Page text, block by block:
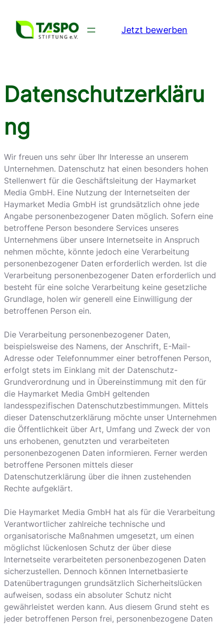
Inhalt
springen
Jetzt bewerben
Datenschutzerkläru
ng
Wir freuen uns sehr über Ihr Interesse an unserem
Unternehmen. Datenschutz hat einen besonders hohen
Stellenwert für die Geschäftsleitung der Haymarket
Media GmbH. Eine Nutzung der Internetseiten der
Haymarket Media GmbH ist grundsätzlich ohne jede
Angabe personenbezogener Daten möglich. Sofern eine
betroffene Person besondere Services unseres
Unternehmens über unsere Internetseite in Anspruch
nehmen möchte, könnte jedoch eine Verarbeitung
personenbezogener Daten erforderlich werden. Ist die
Verarbeitung personenbezogener Daten erforderlich und
besteht für eine solche Verarbeitung keine gesetzliche
Grundlage, holen wir generell eine Einwilligung der
betroffenen Person ein.
Die Verarbeitung personenbezogener Daten,
beispielsweise des Namens, der Anschrift, E-Mail-
Adresse oder Telefonnummer einer betroffenen Person,
erfolgt stets im Einklang mit der Datenschutz-
Grundverordnung und in Übereinstimmung mit den für
die Haymarket Media GmbH geltenden
landesspezifischen Datenschutzbestimmungen. Mittels
dieser Datenschutzerklärung möchte unser Unternehmen
die Öffentlichkeit über Art, Umfang und Zweck der von
uns erhobenen, genutzten und verarbeiteten
personenbezogenen Daten informieren. Ferner werden
betroffene Personen mittels dieser
Datenschutzerklärung über die ihnen zustehenden
Rechte aufgeklärt.
Die Haymarket Media GmbH hat als für die Verarbeitung
Verantwortlicher zahlreiche technische und
organisatorische Maßnahmen umgesetzt, um einen
möglichst lückenlosen Schutz der über diese
Internetseite verarbeiteten personenbezogenen Daten
sicherzustellen. Dennoch können Internetbasierte
Datenübertragungen grundsätzlich Sicherheitslücken
aufweisen, sodass ein absoluter Schutz nicht
gewährleistet werden kann. Aus diesem Grund steht es
jeder betroffenen Person frei, personenbezogene Daten